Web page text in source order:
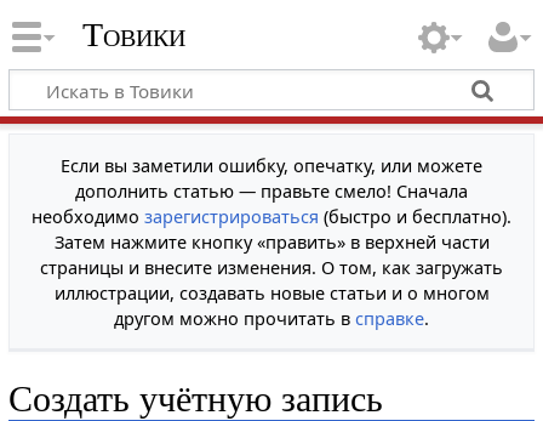
Товики
Если вы заметили ошибку, опечатку, или можете
дополнить статью — правьте смело! Сначала
необходимо зарегистрироваться (быстро и бесплатно).
Затем нажмите кнопку «править» в верхней части
страницы и внесите изменения. О том, как загружать
иллюстрации, создавать новые статьи и о многом
другом можно прочитать в справке.
Создать учётную запись